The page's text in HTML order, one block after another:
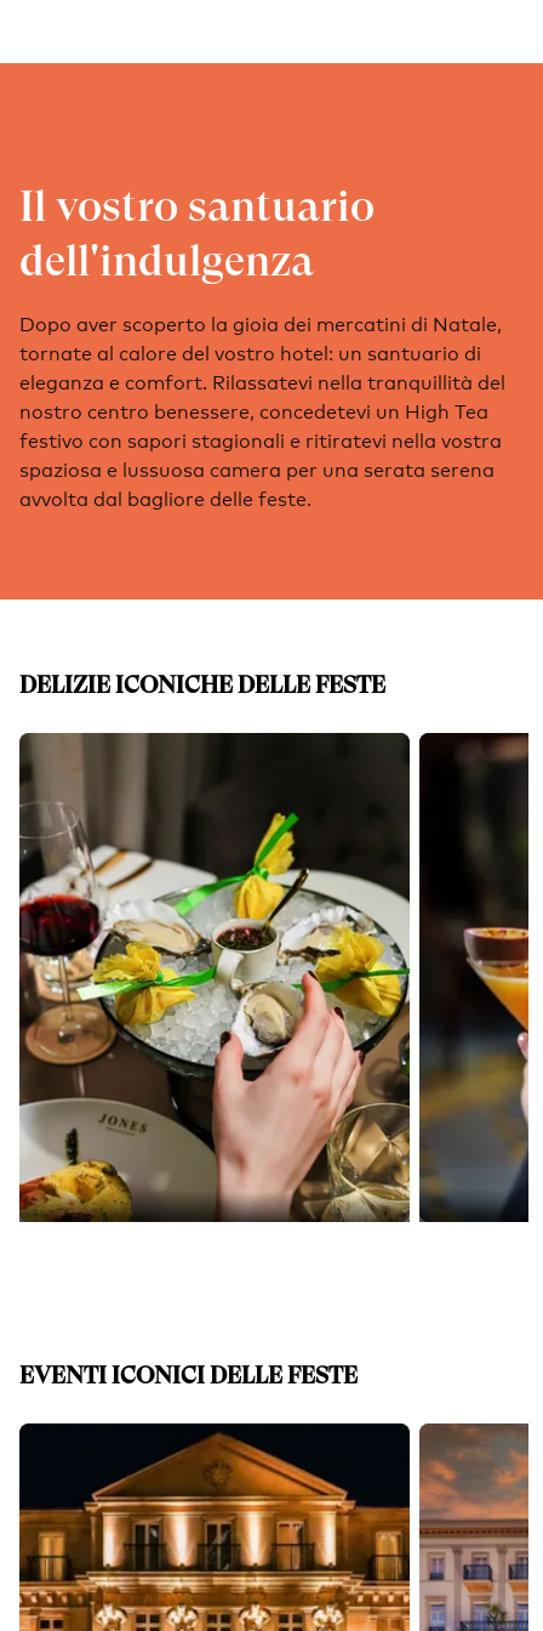
Il vostro santuario
dell'indulgenza
Dopo aver scoperto la gioia dei mercatini di Natale,
tornate al calore del vostro hotel: un santuario di
eleganza e comfort. Rilassatevi nella tranquillità del
nostro centro benessere, concedetevi un High Tea
festivo con sapori stagionali e ritiratevi nella vostra
spaziosa e lussuosa camera per una serata serena
avvolta dal bagliore delle feste.
DELIZIE ICONICHE DELLE FESTE
EVENTI ICONICI DELLE FESTE